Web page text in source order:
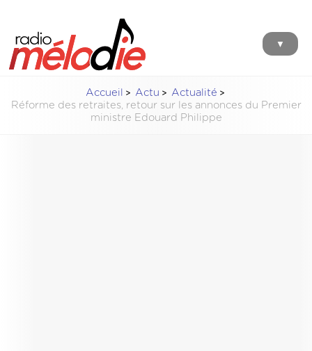
▼
Accueil Actu
Actualité
Réforme des retraites, retour sur les annonces du Premier
ministre Edouard Philippe